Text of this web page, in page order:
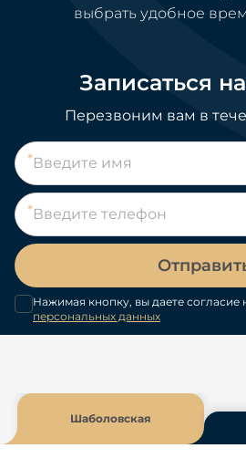
выбрать удобное
Записаться
Перезвоним вам в
Нажимая кнопку, вы даете согласие
персональных данных
Шаболовская